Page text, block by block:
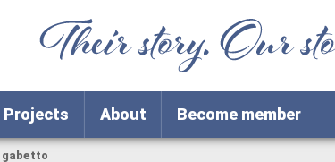
Projects About Become member